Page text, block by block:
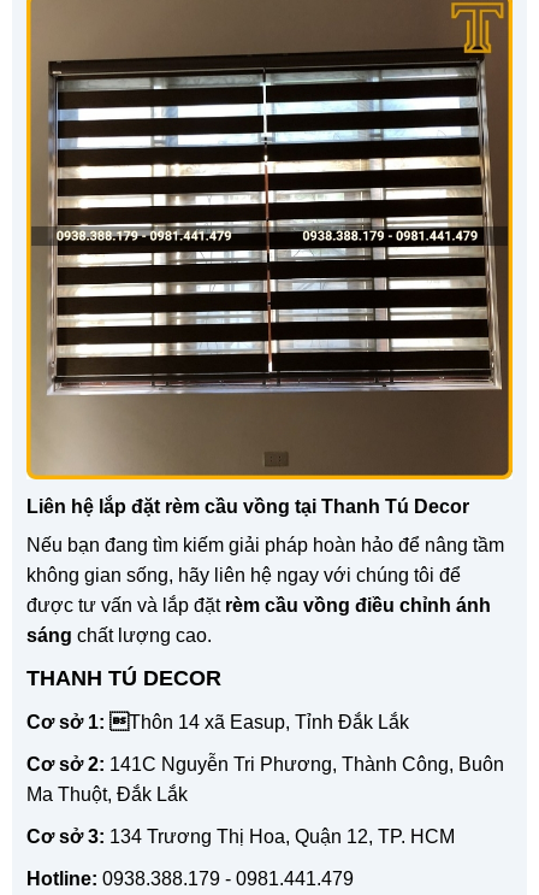
Liên hệ lắp đặt rèm cầu vồng tại Thanh Tú Decor
Nếu bạn đang tìm kiếm giải pháp hoàn hảo để nâng tầm
không gian sống, hãy liên hệ ngay với chúng tôi để
được tư vấn và lắp đặt rèm cầu vồng điều chỉnh ánh
sáng chất lượng cao.
THANH TÚ DECOR
Cơ sở 1: Thôn 14 xã Easup, Tỉnh Đắk Lắk
Cơ sở 2: 141C Nguyễn Tri Phương, Thành Công, Buôn
Ma Thuột, Đắk Lắk
Cơ sở 3: 134 Trương Thị Hoa, Quận 12, TP. HCM
Hotline: 0938.388.179 - 0981.441.479